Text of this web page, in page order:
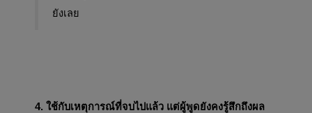
ยังเลย
4. ใช้กับเหตุการณ์ที่จบไปแล้ว แต่ผู้พูดยังคงรู้สึกถึงผล